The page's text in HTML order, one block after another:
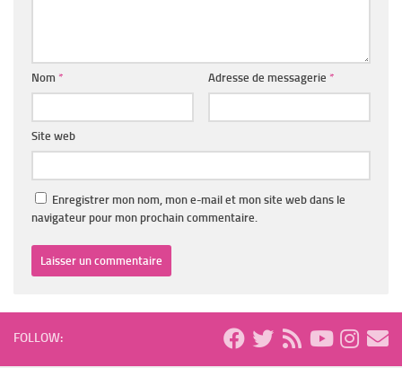
Nom * Adresse de messagerie *
Site web
Enregistrer mon nom, mon e-mail et mon site web dans le
navigateur pour mon prochain commentaire.
FOLLOW: